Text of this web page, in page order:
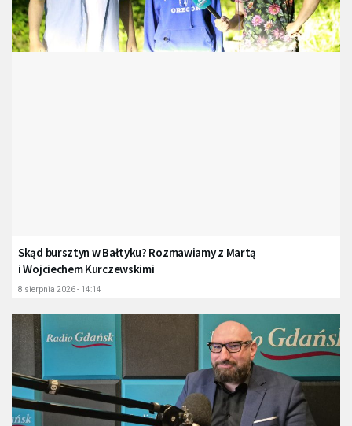
Skąd bursztyn w Bałtyku? Rozmawiamy z Martą
i Wojciechem Kurczewskimi
8 sierpnia 2026 - 14:14